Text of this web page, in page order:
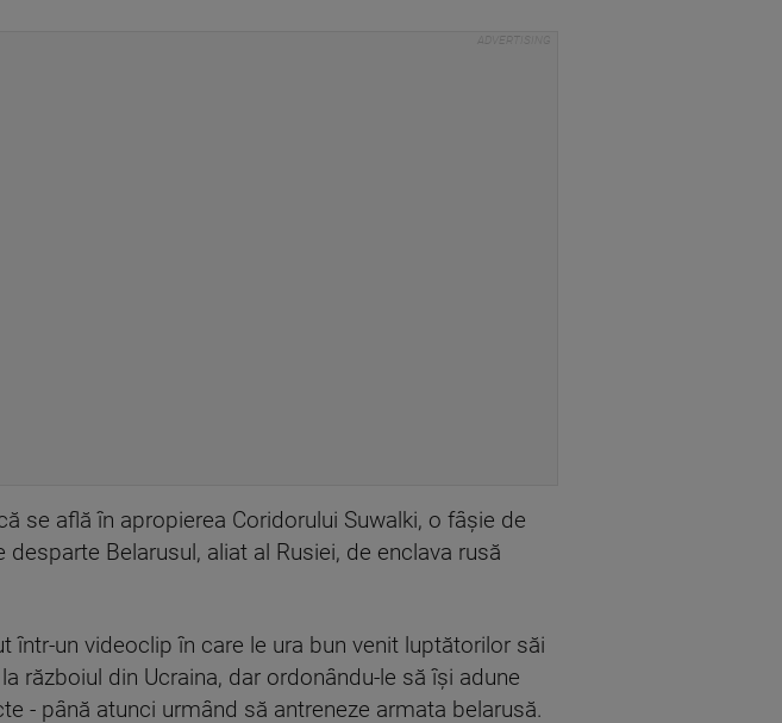
se află în apropierea Coridorului Suwalki, o fâşie de
Belarusul, aliat al Rusiei, de enclava rusă
într-un videoclip în care le ura bun venit luptătorilor săi
războiul din Ucraina, dar ordonându-le să îşi adune
- până atunci urmând să antreneze armata belarusă.